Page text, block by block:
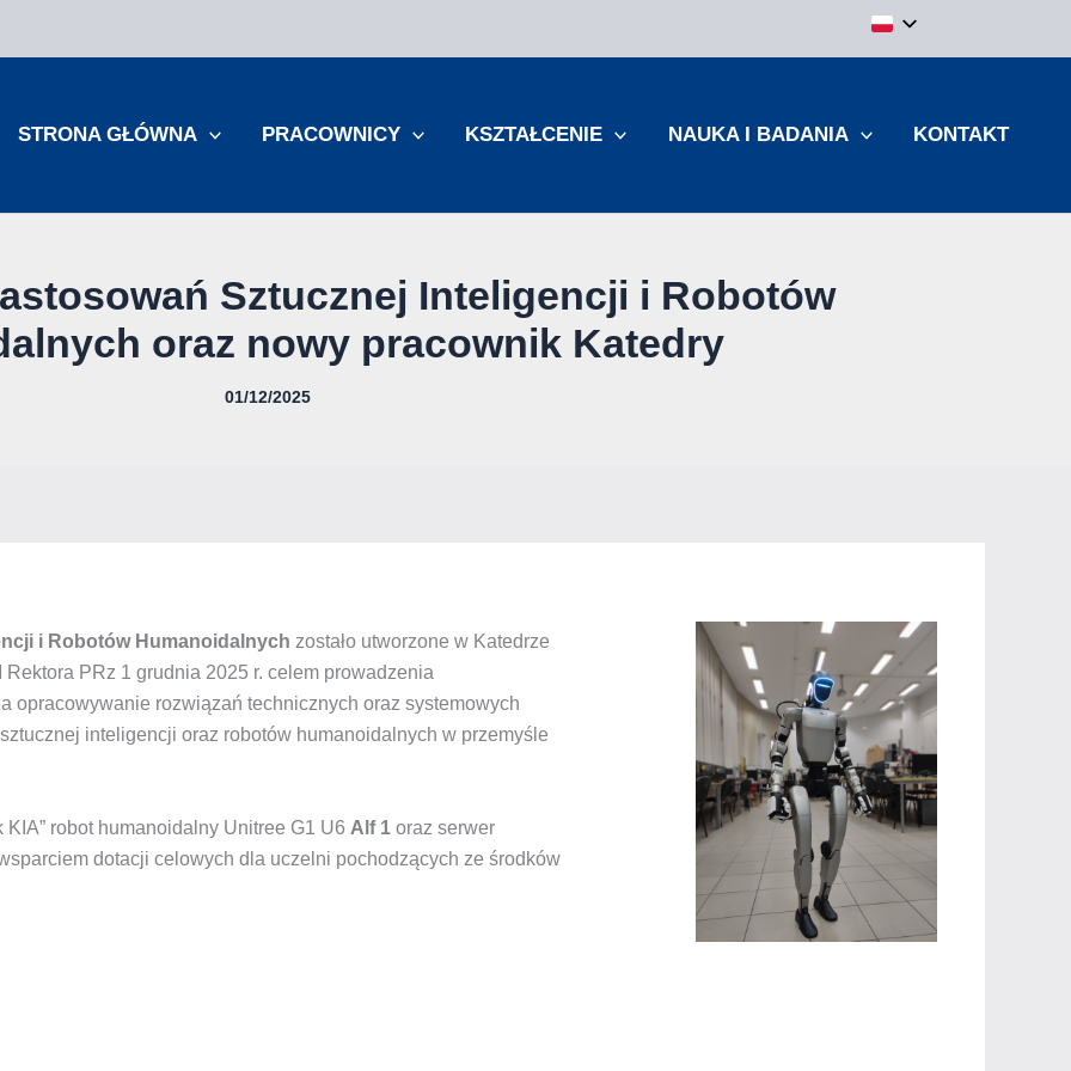
STRONA GŁÓWNA PRACOWNICY KSZTAŁCENIE NAUKA I BADANIA KONTAKT
Sztucznej Inteligencji i Robotów
oraz nowy pracownik Katedry
01/12/2025
i Robotów Humanoidalnych zostało utworzone w Katedrze
Rektora PRz 1 grudnia 2025 r. celem prowadzenia
opracowywanie rozwiązań technicznych oraz systemowych
inteligencji oraz robotów humanoidalnych w przemyśle
robot humanoidalny Unitree G1 U6 Alf 1 oraz serwer
dotacji celowych dla uczelni pochodzących ze środków